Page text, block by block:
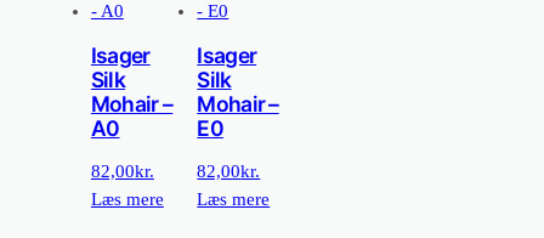
Isager
Silk
Mohair –
A0
82,00kr.
Læs mere
Isager
Silk
Mohair –
E0
82,00kr.
Læs mere